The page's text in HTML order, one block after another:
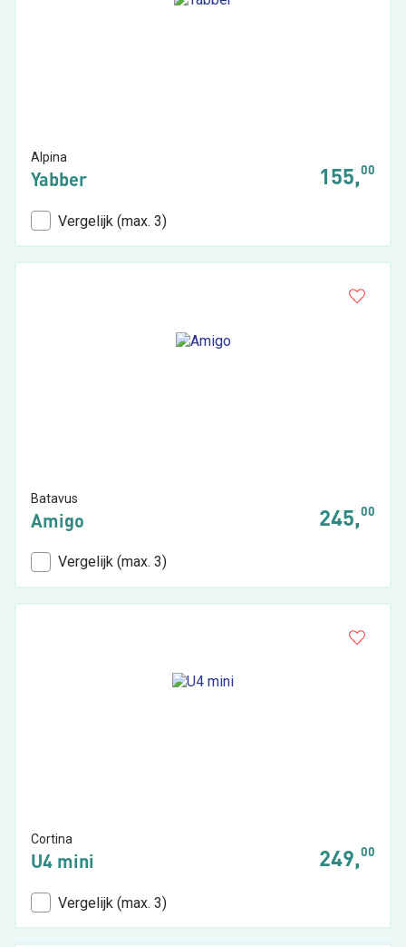
Alpina
Yabber 155,00
Vergelijk (max. 3)
Batavus
Amigo 245,00
Vergelijk (max. 3)
Cortina
U4 mini 249,00
Vergelijk (max. 3)